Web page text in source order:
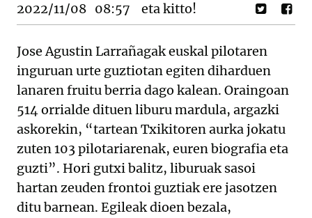
2022/11/08 08:57 eta kitto!
Jose Agustin Larrañagak euskal pilotaren
inguruan urte guztiotan egiten diharduen
lanaren fruitu berria dago kalean. Oraingoan
514 orrialde dituen liburu mardula, argazki
askorekin, “tartean Txikitoren aurka jokatu
zuten 103 pilotariarenak, euren biografia eta
guzti”. Hori gutxi balitz, liburuak sasoi
hartan zeuden frontoi guztiak ere jasotzen
ditu barnean. Egileak dioen bezala,